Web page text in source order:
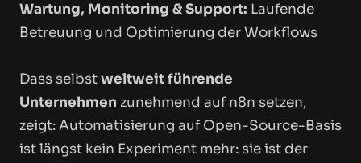
Wartung, Monitoring & Support: Laufende
Betreuung und Optimierung der Workflows
Dass selbstweltweit führende
Unternehmen zunehmend auf n8n setzen,
zeigt: Automatisierung auf Open-Source-Basis
ist längst kein Experiment mehr: sie ist der